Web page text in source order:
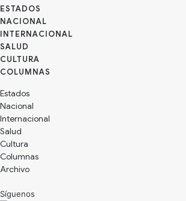
ESTADOS
NACIONAL
INTERNACIONAL
SALUD
CULTURA
Estados
Nacional
Internacional
Salud
Cultura
Archivo
Síguenos